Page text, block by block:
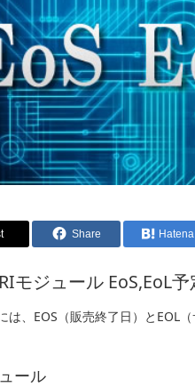
Share Hatena
モジュール EoS,EoL
は、EOS（販売終了日）とEOL
ール